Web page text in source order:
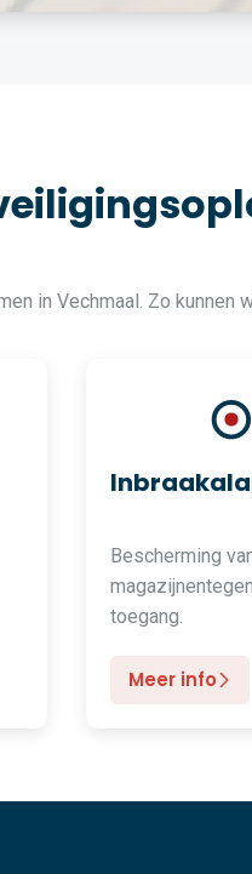
in Vechmaal. Zo kunnen
Bescherming
toegang.
Meer info